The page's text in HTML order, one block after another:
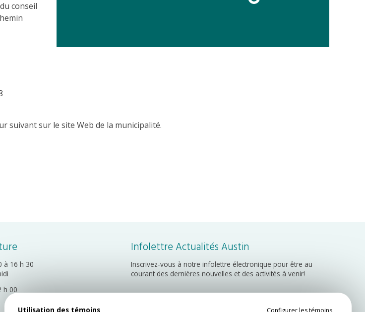
conseil
suivant sur le site Web de la municipalité.
à 16 h 30
h 00
Infolettre Actualités Austin
Inscrivez-vous à notre infolettre électronique pour être au
courant des dernières nouvelles et des activités à venir!
Utilisation des témoins